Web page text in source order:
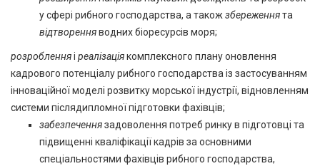
у сфері рибного господарства, а також збереженнята
відтворенняводних біоресурсів моря;
розробленняі реалізаціякомплексного плану оновлення
кадрового потенціалу рибного господарства із застосуванням
інноваційної моделі розвитку морської індустрії, відновленням
системи післядипломної підготовки фахівців;
забезпеченнязадоволення потреб ринку в підготовці та
підвищенні кваліфікації кадрів за основними
спеціальностями фахівців рибного господарства,